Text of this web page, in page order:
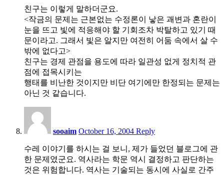
친구는 이렇게 말하더군요.
<작금의 문제는 근본없는 수정론이 낳은 괘변과 혼란이
눈을 뜨고 빛에 적응해야 할 기회조차 박탈하고 있기 때
문이라고. 그래서 빛은 알지만 여전히 어둠 속에서 살 수
밖에 없다고>
친구는 경제 관점을 용도에 따라 일관성 없게 정치적 관
점에 접목시키는
행태를 비난한 것이지만 비단 여기에만 한정되는 문제는
아닌 것 같습니다.
sooaim October 16, 2004 Reply
수레 이야기를 하시는 걸 보니, 제가 들었던 블로그에 관
한 문제였군요. 역사라는 학문 역시 결정하고 판단하는
것은 위험합니다. 역사는 기술되는 동시에 사실로 간주